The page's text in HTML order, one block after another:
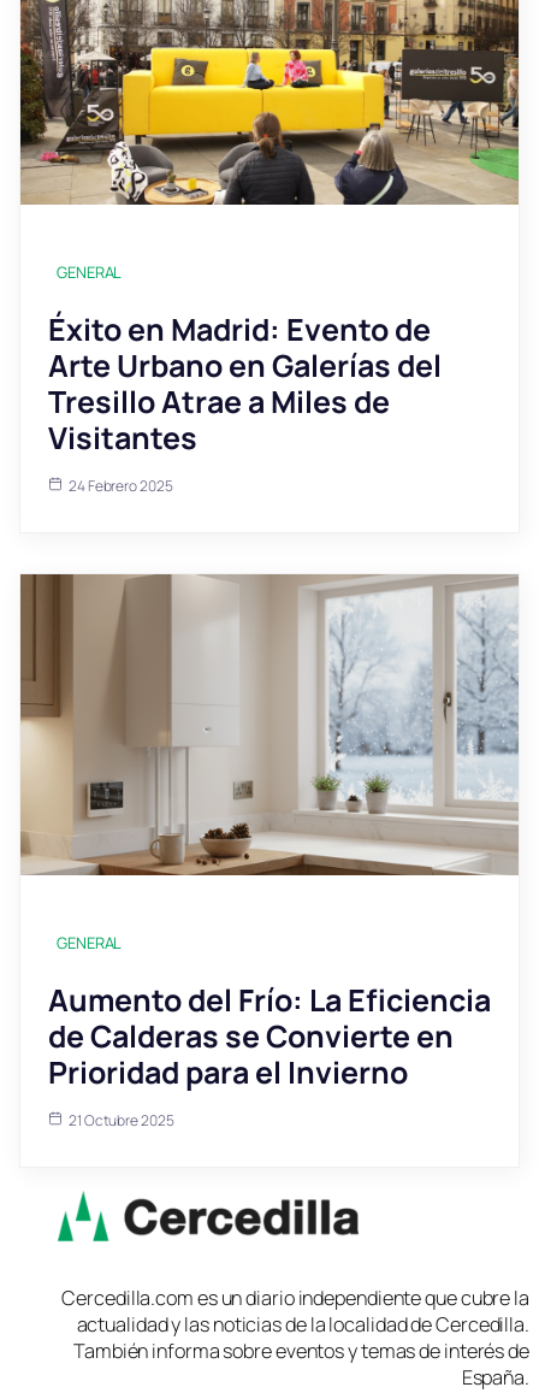
GENERAL
Éxito en Madrid: Evento de
Arte Urbano en Galerías del
Tresillo Atrae a Miles de
Visitantes
24 Febrero 2025
GENERAL
Aumento del Frío: La Eficiencia
de Calderas se Convierte en
Prioridad para el Invierno
21 Octubre 2025
Cercedilla.com es un diario independiente que cubre la
actualidad y las noticias de la localidad de Cercedilla.
También informa sobre eventos y temas de interés de
España.